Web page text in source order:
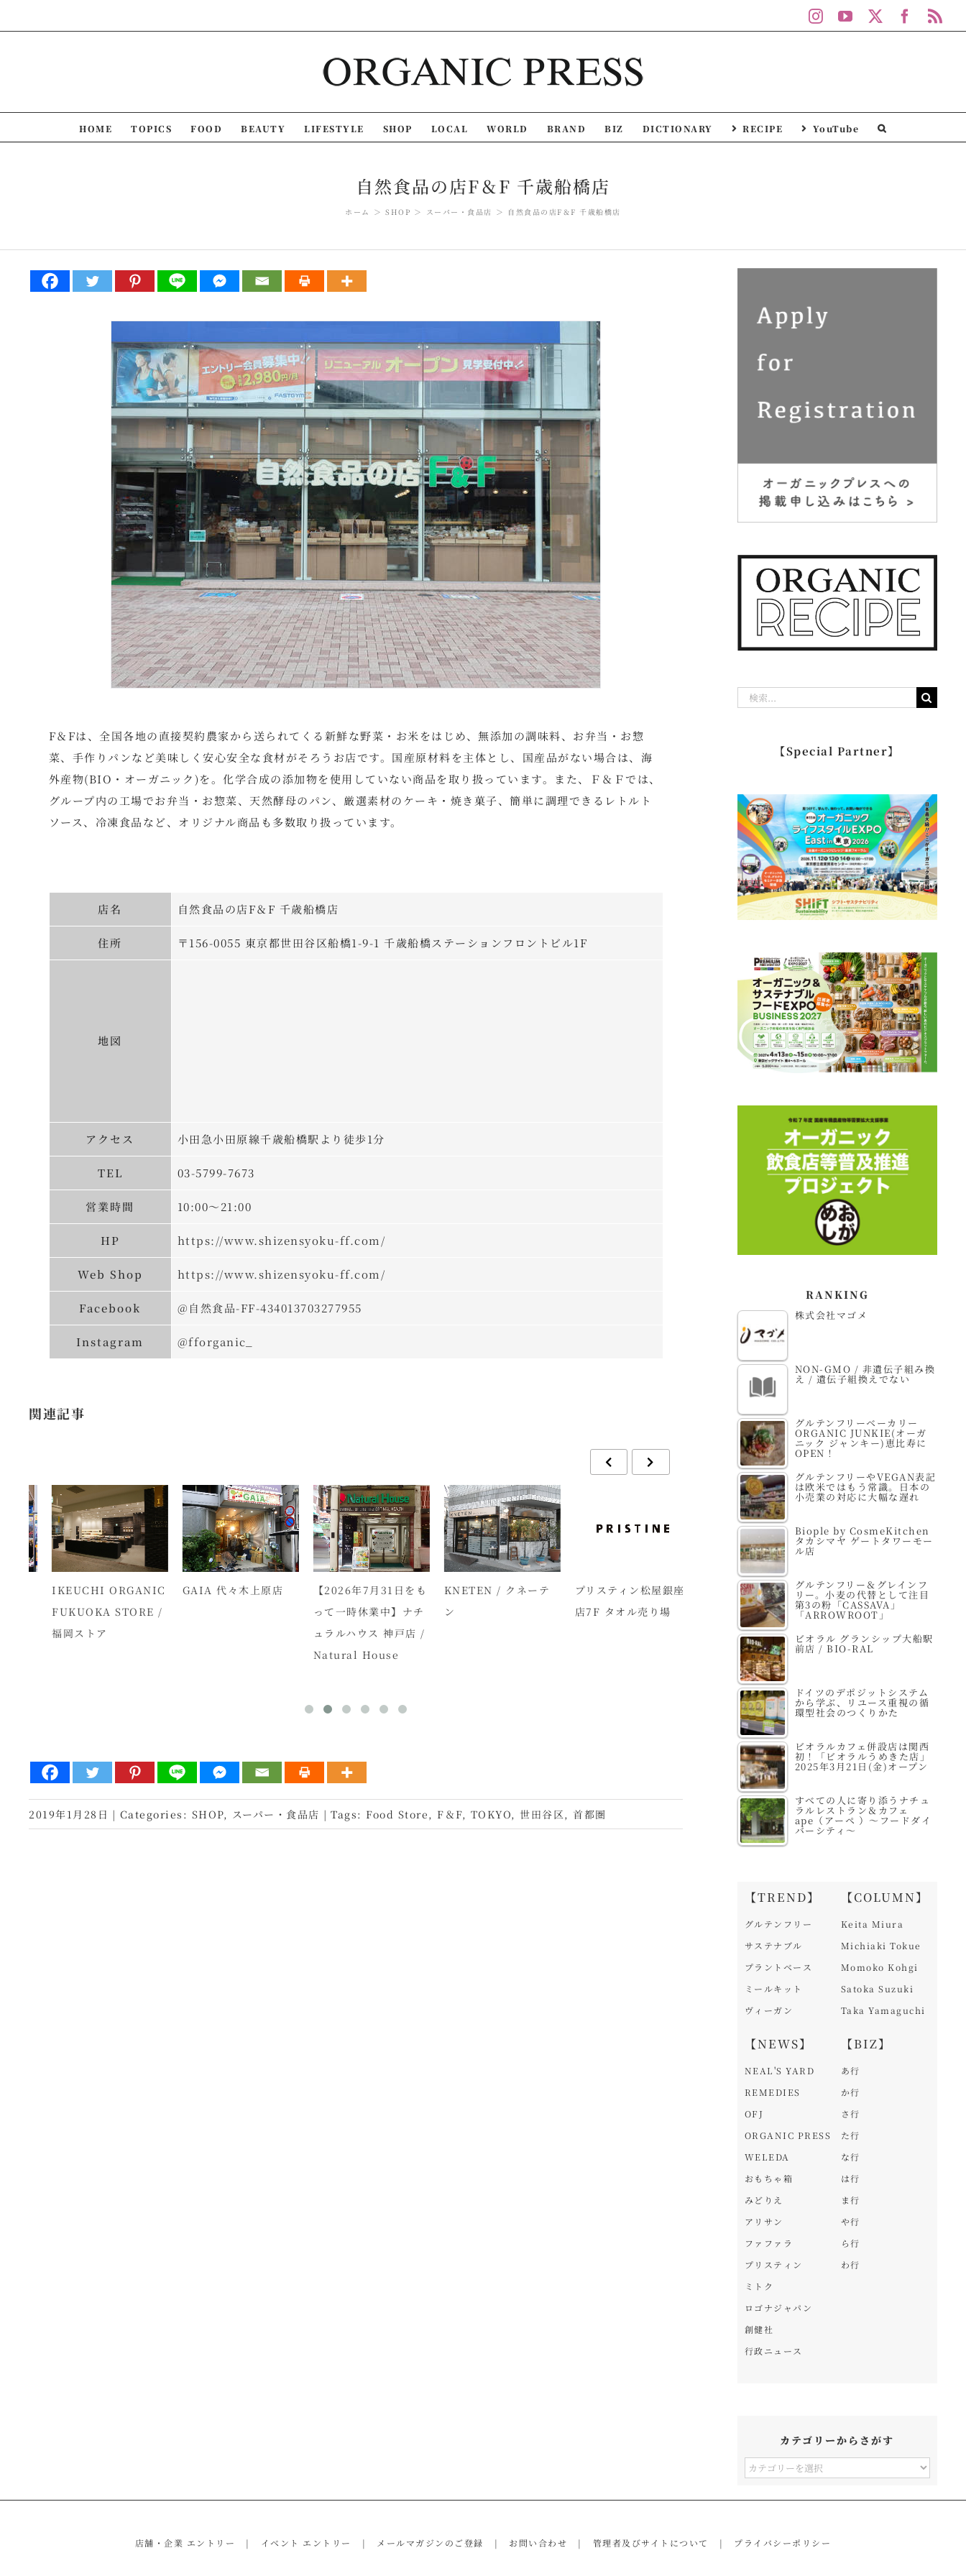
to
InstagramYouTube
HOME TOPICS FOOD BEAUTY LIFESTYLE SHOP LOCAL WORLD BRAND BIZ DICTIONARY RECIPE YouTube
自然食品の店F＆F 千歳船橋店
ホーム SHOP スーパー・食品店 自然食品の店F＆F 千歳船橋店
F＆Fは、全国各地の直接契約農家から送られてくる新鮮な野菜・お米をはじめ、無添加の調味料、お弁当・お惣
菜、手作りパンなど美味しく安心安全な食材がそろうお店です。国産原材料を主体とし、国産品がない場合は、海
外産物(BIO・オーガニック)を。化学合成の添加物を使用していない商品を取り扱っています。また、Ｆ＆Ｆでは、
グループ内の工場でお弁当・お惣菜、天然酵母のパン、厳選素材のケーキ・焼き菓子、簡単に調理できるレトルト
ソース、冷凍食品など、オリジナル商品も多数取り扱っています。
店名 自然食品の店F＆F 千歳船橋店
住所 〒156-0055 東京都世田谷区船橋1-9-1 千歳船橋ステーションフロントビル1F
地図
アクセス 小田急小田原線千歳船橋駅より徒歩1分
TEL 03-5799-7673
営業時間 10:00～21:00
HP https://www.shizensyoku-ff.com/
Web Shop https://www.shizensyoku-ff.com/
Facebook @自然食品-FF-434013703277955
Instagram @fforganic_
関連記事
IKEUCHI ORGANIC
FUKUOKA STORE /
福岡ストア
GAIA 代々木上原店
【2026年7月31日をも
って一時休業中】ナチ
ュラルハウス 神戸店 /
Natural House
KNETEN / クネーテ
プリスティン松屋銀座
店7F タオル売り場
自然食品の店F＆F 阿
IKEUCHI ORGANIC
FUKUOKA STORE /
福岡ストア
2019年1月28日 | Categories: SHOP, スーパー・食品店 | Tags:Food Store,F＆F, TOKYO,世田谷区, 首都圏
【Special Partner】
RANKING
株式会社マゴメ
NON-GMO / 非遺伝子組み換
え / 遺伝子組換えでない
グルテンフリーベーカリー
ORGANIC JUNKIE(オーガ
ニック ジャンキー)恵比寿に
OPEN！
グルテンフリーやVEGAN表記
は欧米ではもう常識。日本の
小売業の対応に大幅な遅れ
Biople by CosmeKitchen
タカシマヤ ゲートタワーモー
ル店
グルテンフリー＆グレインフ
リー。小麦の代替として注目
第3の粉「CASSAVA」
「ARROWROOT」
ビオラル グランシップ大船駅
前店 / BIO-RAL
ドイツのデポジットシステム
から学ぶ、リユース重視の循
環型社会のつくりかた
ビオラルカフェ併設店は関西
初！「ビオラルうめきた店」
2025年3月21日(金)オープン
すべての人に寄り添うナチュ
ラルレストラン＆カフェ
ape（アーペ ）～フードダイ
バーシティ～
【TREND】
グルテンフリー
サステナブル
プラントベース
ミールキット
ヴィーガン
【NEWS】
NEAL'S YARD
REMEDIES
OFJ
ORGANIC PRESS
WELEDA
おもちゃ箱
みどりえ
アリサン
ファファラ
プリスティン
ミトク
ロゴナジャパン
創健社
行政ニュース
【COLUMN】
Keita Miura
Michiaki Tokue
Momoko Kohgi
Satoka Suzuki
Taka Yamaguchi
【BIZ】
あ行
か行
さ行
た行
な行
は行
ま行
や行
ら行
わ行
カテゴリーからさがす
カ
ー
店舗・企業 エントリー イベント エントリー メールマガジンのご登録 お問い合わせ 管理者及びサイトについて プライバシーポリシー